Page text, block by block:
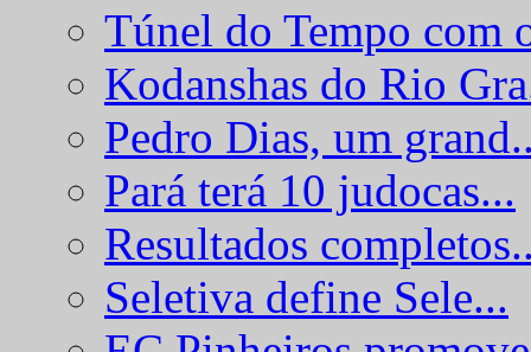
Túnel do Tempo com
Kodanshas do Rio
Pedro Dias, um
Pará terá 10 judocas...
Resultados
Seletiva define Sele...